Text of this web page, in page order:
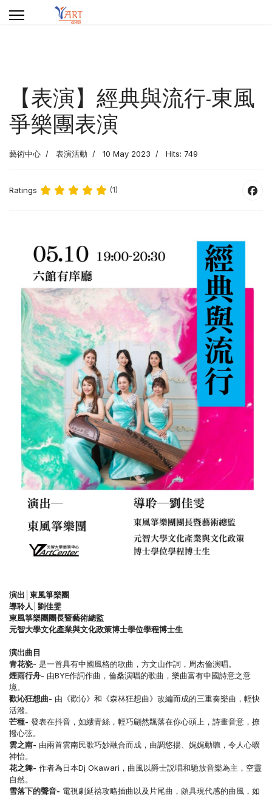
【表演】經典與流行-東風
爭樂團表演
藝術中心 表演活動 10 May 2023 Hits: 749
Ratings (1)
演出│東風箏樂團
導聆人│劉佳雯
東風箏樂團團長暨藝術總監
元智大學文化產業與文化政策博士學位學程博士生
演出曲目
青花瓷- 是一首具有中國風格的歌曲，方文山作詞，周杰倫演唱。
煙雨行舟- 由BYE作詞作曲，倫桑演唱的歌曲，樂曲富有中國詩意之意
境。
歡沁狂想曲- 由《歡沁》和《森林狂想曲》改編而成的三重奏樂曲，輕快
活潑。
芒種- 發表在抖音，如縷青絲，輕巧翩然飄落在你心頭上，詩畫音意，撩
撥心弦。
雲之南- 由兩首雲南民歌巧妙融合而成，曲調悠揚、娓娓動聽，令人心曠
神怡。
花之舞- 作者為日本Dj Okawari，曲風以爵士説唱和馳放音樂為主，空靈
自然。
雪落下的聲音- 電視劇延禧攻略插曲以及片尾曲，頗具現代感的曲風，如